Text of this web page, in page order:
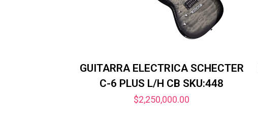
GUITARRA ELECTRICA SCHECTER
C-6 PLUS L/H CB SKU:448
$2,250,000.00